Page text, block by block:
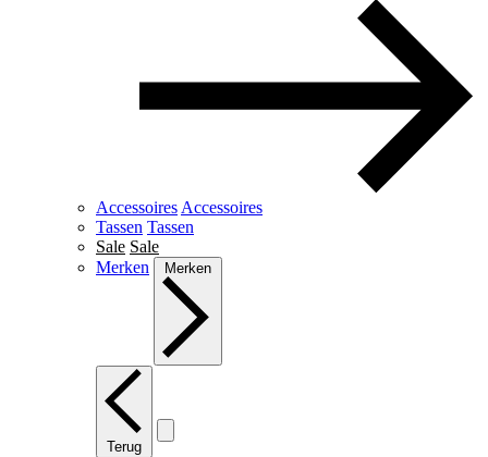
Accessoires Accessoires
Tassen Tassen
Sale Sale
Merken
Merken
Terug